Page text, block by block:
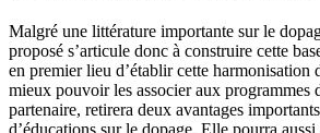
Malgré une littérature importante sur le
proposé s’articule donc à construire cette
en premier lieu d’établir cette
mieux pouvoir les associer aux programmes
partenaire, retirera deux avantages
d’éducations sur le dopage. Elle pourra